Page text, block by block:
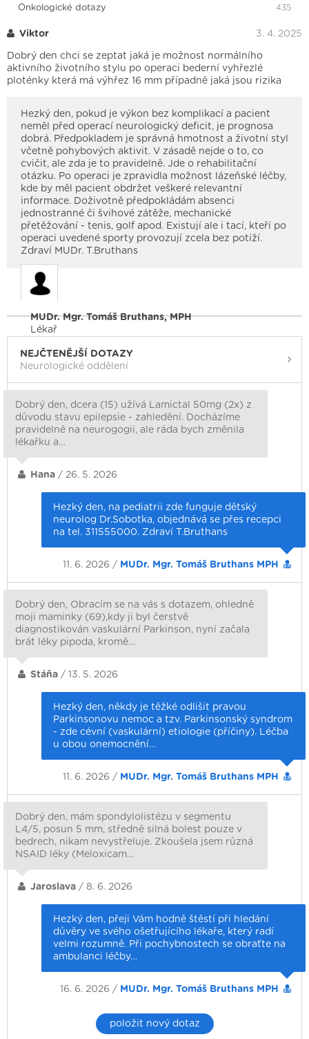
Onkologické dotazy 435
Viktor 3. 4. 2025
Dobrý den chci se zeptat jaká je možnost normálního
aktivního životního stylu po operaci bederní vyhřezlé
ploténky která má výhřez 16 mm případně jaká jsou rizika
Hezký den, pokud je výkon bez komplikací a pacient
neměl před operací neurologický deficit, je prognosa
dobrá. Předpokladem je správná hmotnost a životní styl
včetně pohybových aktivit. V zásadě nejde o to, co
cvičit, ale zda je to pravidelně. Jde o rehabilitační
otázku. Po operaci je zpravidla možnost lázeňské léčby,
kde by měl pacient obdržet veškeré relevantní
informace. Doživotně předpokládám absenci
jednostranné či švihové zátěže, mechanické
přetěžování - tenis, golf apod. Existují ale i tací, kteří po
operaci uvedené sporty provozují zcela bez potíží.
Zdraví MUDr. T.Bruthans
MUDr. Mgr. Tomáš Bruthans, MPH
Lékař
NEJČTENĚJŠÍ DOTAZY
Neurologické oddělení
Dobrý den, dcera (15) užívá Lamictal 50mg (2x) z
důvodu stavu epilepsie - zahledění. Docházíme
pravidelně na neurogogii, ale ráda bych změnila
lékařku a…
Hana / 26. 5. 2026
Hezký den, na pediatrii zde funguje dětský
neurolog Dr.Sobotka, objednává se přes recepci
na tel. 311555000. Zdraví T.Bruthans
11. 6. 2026 / MUDr. Mgr. Tomáš Bruthans MPH
Dobrý den, Obracím se na vás s dotazem, ohledně
moji maminky (69),kdy ji byl čerstvě
diagnostikován vaskulární Parkinson, nyní začala
brát léky pipoda, kromě…
Stáňa / 13. 5. 2026
Hezký den, někdy je těžké odlišit pravou
Parkinsonovu nemoc a tzv. Parkinsonský syndrom
- zde cévní (vaskulární) etiologie (příčiny). Léčba
u obou onemocnění…
11. 6. 2026 / MUDr. Mgr. Tomáš Bruthans MPH
Dobrý den, mám spondylolistézu v segmentu
L4/5, posun 5 mm, středně silná bolest pouze v
bedrech, nikam nevystřeluje. Zkoušela jsem různá
NSAID léky (Meloxicam…
Jaroslava / 8. 6. 2026
Hezký den, přeji Vám hodně štěstí při hledání
důvěry ve svého ošetřujícího lékaře, který radí
velmi rozumně. Při pochybnostech se obraťte na
ambulanci léčby…
16. 6. 2026 / MUDr. Mgr. Tomáš Bruthans MPH
položit nový dotaz